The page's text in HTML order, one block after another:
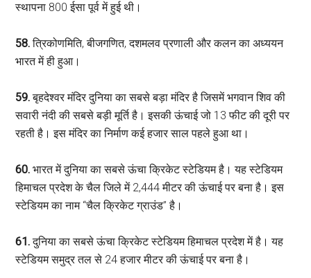
स्थापना 800 ईसा पूर्व में हुई थी।
58.त्रिकोणमिति, बीजगणित, दशमलव प्रणाली और कलन का अध्ययन
भारत में ही हुआ।
59.बृहदेश्वर मंदिर दुनिया का सबसे बड़ा मंदिर है जिसमें भगवान शिव की
सवारी नंदी की सबसे बड़ी मूर्ति है। इसकी ऊंचाई जो 13 फीट की दूरी पर
रहती है। इस मंदिर का निर्माण कई हजार साल पहले हुआ था।
60. भारत में दुनिया का सबसे ऊंचा क्रिकेट स्टेडियम है। यह स्टेडियम
हिमाचल प्रदेश के चैल जिले में 2,444 मीटर की ऊंचाई पर बना है। इस
स्टेडियम का नाम “चैल क्रिकेट ग्राउंड” है।
61.दुनिया का सबसे ऊंचा क्रिकेट स्टेडियम हिमाचल प्रदेश में है। यह
स्टेडियम समुद्र तल से 24 हजार मीटर की ऊंचाई पर बना है।